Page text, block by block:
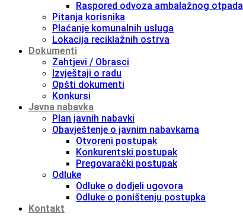
Raspored odvoza ambalažnog otpada
Pitanja korisnika
Plaćanje komunalnih usluga
Lokacija reciklažnih ostrva
Dokumenti
Zahtjevi / Obrasci
Izvještaji o radu
Opšti dokumenti
Konkursi
Javna nabavka
Plan javnih nabavki
Obavještenje o javnim nabavkama
Otvoreni postupak
Konkurentski postupak
Pregovarački postupak
Odluke
Odluke o dodjeli ugovora
Odluke o poništenju postupka
Kontakt